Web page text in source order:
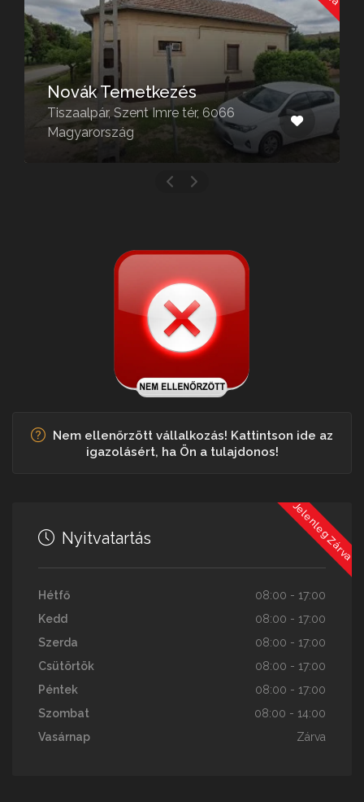
Novák Temetkezés
Tiszaalpár, Szent Imre tér, 6066
Magyarország
Nem ellenőrzött vállalkozás! Kattintson ide az
igazolásért, ha Ön a tulajdonos!
Jelenleg Zárva
Nyitvatartás
Hétfő
08:00 - 17:00
Kedd
08:00 - 17:00
Szerda
08:00 - 17:00
Csütörtök
08:00 - 17:00
Péntek
08:00 - 17:00
Szombat
08:00 - 14:00
Vasárnap
Zárva